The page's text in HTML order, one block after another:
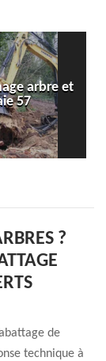
arbre et
57
?
de
technique à